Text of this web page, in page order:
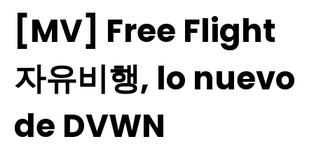
[MV] Free Flight
자유비행, lo nuevo
de DVWN